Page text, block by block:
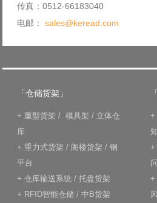
传真：0512-66183040
电邮： sales@keread.com
「仓储货架」
+ 重型货架 / 模具架 / 立体仓
库
+ 重力式货架 / 阁楼货架 / 钢
平台
+ 仓库输送系统 / 托盘货架
+ RFID智能仓储 / 中B货架
+
+
+